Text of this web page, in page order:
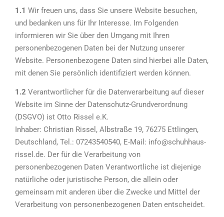
1.1 Wir freuen uns, dass Sie unsere Website besuchen,
und bedanken uns für Ihr Interesse. Im Folgenden
informieren wir Sie über den Umgang mit Ihren
personenbezogenen Daten bei der Nutzung unserer
Website. Personenbezogene Daten sind hierbei alle Daten,
mit denen Sie persönlich identifiziert werden können.
1.2 Verantwortlicher für die Datenverarbeitung auf dieser
Website im Sinne der Datenschutz-Grundverordnung
(DSGVO) ist Otto Rissel e.K.
Inhaber: Christian Rissel, Albstraße 19, 76275 Ettlingen,
Deutschland, Tel.: 07243540540, E-Mail: info@schuhhaus-
rissel.de. Der für die Verarbeitung von
personenbezogenen Daten Verantwortliche ist diejenige
natürliche oder juristische Person, die allein oder
gemeinsam mit anderen über die Zwecke und Mittel der
Verarbeitung von personenbezogenen Daten entscheidet.